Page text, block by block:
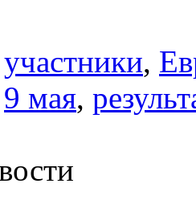
участники,
9 мая,